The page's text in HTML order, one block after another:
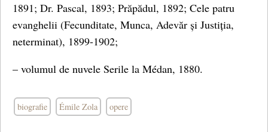
1891; Dr. Pascal, 1893; Prăpădul, 1892; Cele patru
evanghelii (Fecunditate, Munca, Adevăr și Justiția,
neterminat), 1899-1902;
– volumul de nuvele Serile la Médan, 1880.
biografie Émile Zola opere